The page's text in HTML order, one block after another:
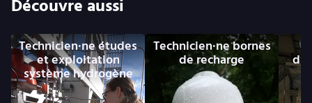
Découvre aussi
Technicien·ne études
et exploitation
système hydrogène
Technicien·ne bornes
de recharge